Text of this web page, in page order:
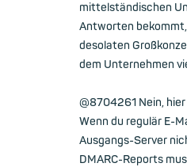
mittelständischen
Antworten
desolaten
dem Unternehmen
@8704261 Nein,
Wenn du regulär E-
Ausgangs-Server
DMARC-Reports